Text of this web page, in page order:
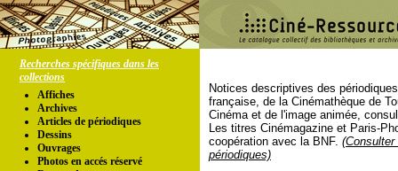
Recherches spécifiques dans les
collections
Affiches
Archives
Articles de périodiques
Dessins
Ouvrages
Photos en accés réservé
Notices descriptives des
française, de la Cinémathèque de
Cinéma et de l'image animée,
Les titres Cinémagazine et Paris-
coopération avec la BNF.
périodiques)